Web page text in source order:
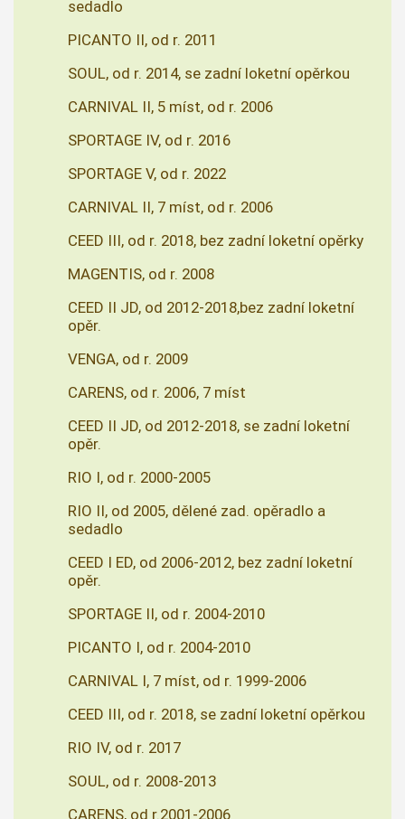
sedadlo
PICANTO II, od r. 2011
SOUL, od r. 2014, se zadní loketní opěrkou
CARNIVAL II, 5 míst, od r. 2006
SPORTAGE IV, od r. 2016
SPORTAGE V, od r. 2022
CARNIVAL II, 7 míst, od r. 2006
CEED III, od r. 2018, bez zadní loketní opěrky
MAGENTIS, od r. 2008
CEED II JD, od 2012-2018,bez zadní loketní
opěr.
VENGA, od r. 2009
CARENS, od r. 2006, 7 míst
CEED II JD, od 2012-2018, se zadní loketní
opěr.
RIO I, od r. 2000-2005
RIO II, od 2005, dělené zad. opěradlo a
sedadlo
CEED I ED, od 2006-2012, bez zadní loketní
opěr.
SPORTAGE II, od r. 2004-2010
PICANTO I, od r. 2004-2010
CARNIVAL I, 7 míst, od r. 1999-2006
CEED III, od r. 2018, se zadní loketní opěrkou
RIO IV, od r. 2017
SOUL, od r. 2008-2013
CARENS, od r.2001-2006